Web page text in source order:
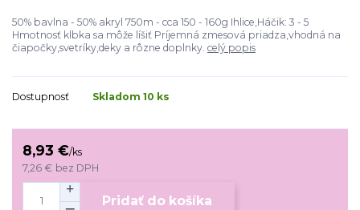
50% bavlna - 50% akryl 750m - cca 150 - 160g Ihlice,Háčik: 3 - 5
Hmotnosť klbka sa môže líšiť Príjemná zmesová priadza,vhodná na
čiapočky,svetríky,deky a rôzne doplnky. celý popis
Dostupnosť Skladom 10 ks
8,93 €/ks
7,26 € bez DPH
Pridať do košíka